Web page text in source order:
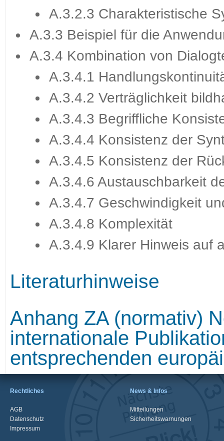
A.3.2.3 Charakteristische
A.3.3 Beispiel für die
A.3.4 Kombination von
A.3.4.1
A.3.4.2 Verträglichkeit
A.3.4.3 Begriffliche
A.3.4.4 Konsistenz der
A.3.4.5 Konsistenz der
A.3.4.6 Austauschbarkeit
A.3.4.7 Geschwindigkeit
A.3.4.8 Komplexität
A.3.4.9 Klarer Hinweis auf
Literaturhinweise
Anhang ZA (normativ)
internationale
entsprechenden
Rechtliches
AGB
Datenschutz
Impressum
News & Infos
Mitteilungen
Sicherheitswarnungen